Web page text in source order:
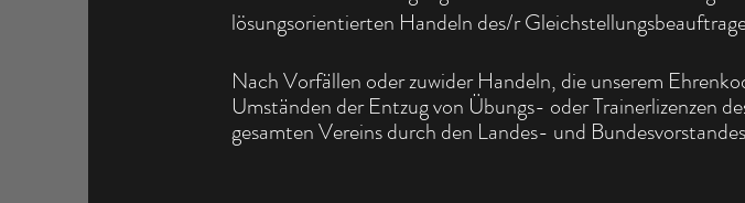
lösungsorientierten Handeln des/r
Nach Vorfällen oder zuwider Handeln, die unserem
Umständen der Entzug von Übungs- oder Trainerlizenzen
gesamten Vereins durch den Landes- und